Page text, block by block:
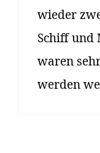
wieder
Schiff und
waren
werden